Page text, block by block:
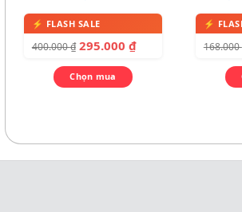
400.000₫ 295.000 ₫
Chọn mua
168.000